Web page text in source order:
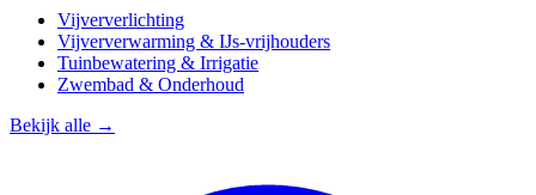
Vijververlichting
Vijververwarming & IJs-vrijhouders
Tuinbewatering & Irrigatie
Zwembad & Onderhoud
Bekijk alle →